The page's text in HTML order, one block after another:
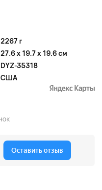
2267 г
27.6 x 19.7 x 19.6 см
DYZ-35318
США